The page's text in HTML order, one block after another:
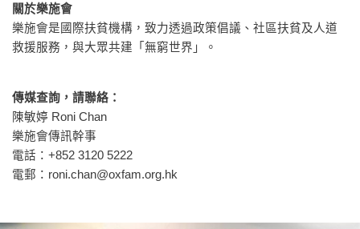
關於樂施會
樂施會是國際扶貧機構，致力透過政策倡議、社區扶貧及人道
救援服務，與大眾共建「無窮世界」。
傳媒查詢，請聯絡：
陳敏婷 Roni Chan
樂施會傳訊幹事
電話：+852 3120 5222
電郵： roni.chan@oxfam.org.hk